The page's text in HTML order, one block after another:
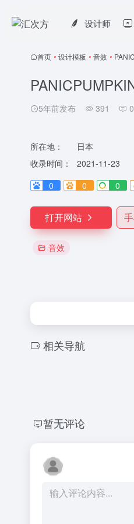
设计师
首页 • 设计模板 • 音效 •
5年前发布 391 0
所在地：
日本
收录时间：
2021-11-23
0
0 0
打开网站
音效
相关导航
暂无评论